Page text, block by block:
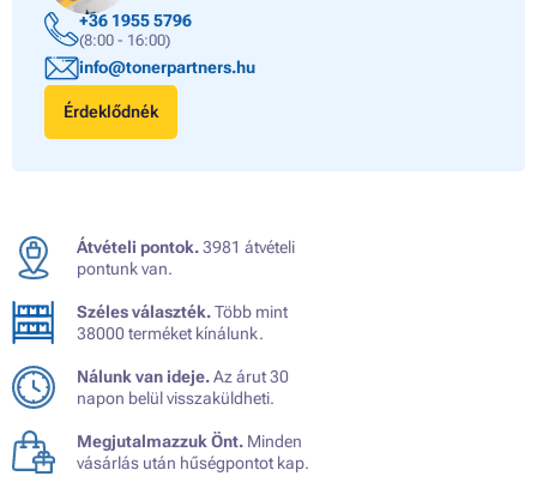
+36 1955 5796
(8:00 - 16:00)
info@tonerpartners.hu
Érdeklődnék
Átvételi pontok.3981 átvételi
pontunk van.
Széles választék.Több mint
38000 terméket kínálunk.
Nálunk van ideje.Az árut 30
napon belül visszaküldheti.
Megjutalmazzuk Önt. Minden
vásárlás után hűségpontot kap.